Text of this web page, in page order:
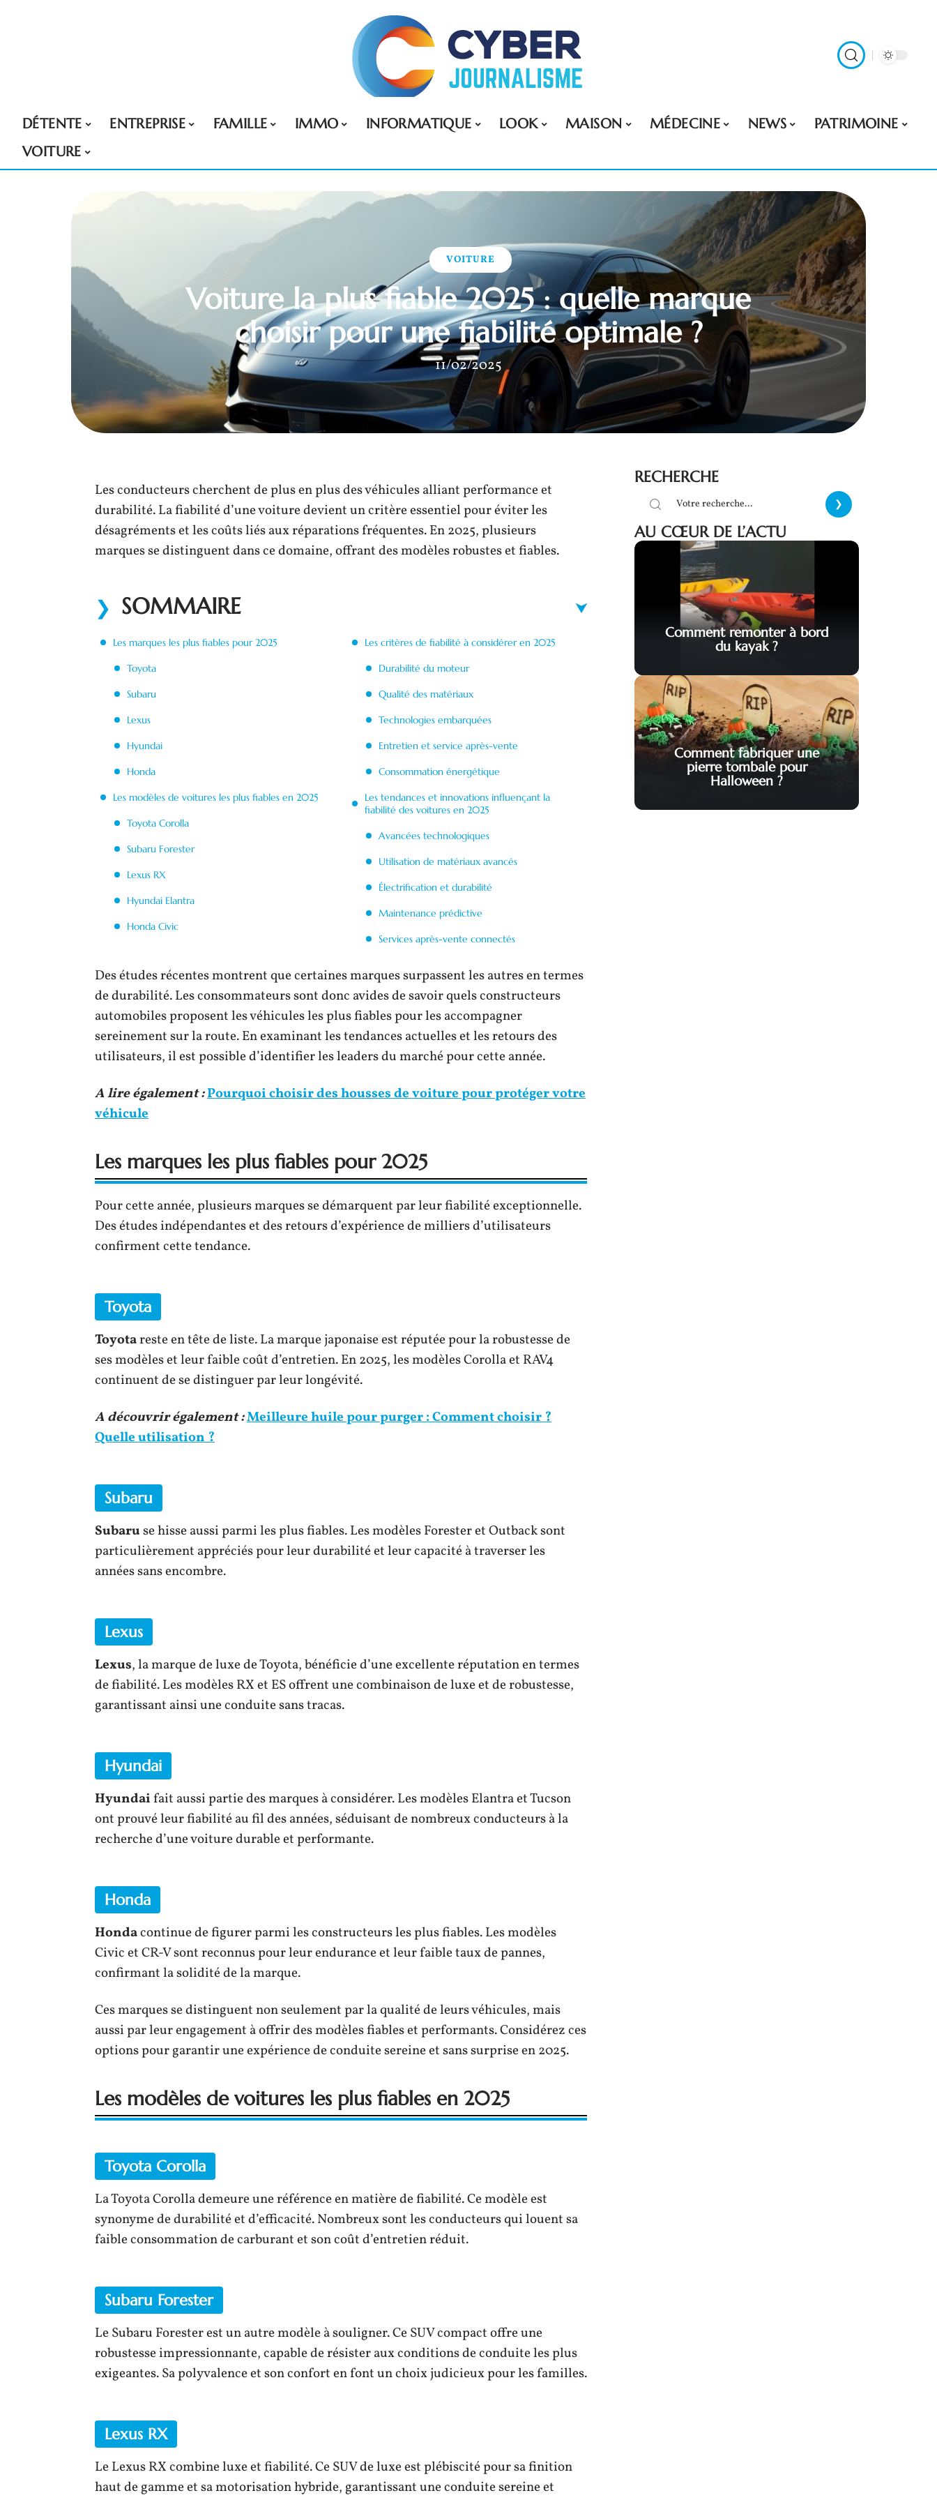
DÉTENTE ENTREPRISE FAMILLE IMMO INFORMATIQUE LOOK MAISON MÉDECINE NEWS
PATRIMOINE
VOITURE
VOITURE
Voiture la plus fiable 2025 : quelle marque
choisir pour une fiabilité optimale ?
11/02/2025
Les conducteurs cherchent de plus en plus des véhicules alliant performance et
durabilité. La fiabilité d’une voiture devient un critère essentiel pour éviter les
désagréments et les coûts liés aux réparations fréquentes. En 2025, plusieurs
marques se distinguent dans ce domaine, offrant des modèles robustes et fiables.
SOMMAIRE
Les marques les plus fiables pour 2025
Toyota
Subaru
Lexus
Hyundai
Honda
Les modèles de voitures les plus fiables en 2025
Toyota Corolla
Subaru Forester
Lexus RX
Hyundai Elantra
Honda Civic
Les critères de fiabilité à considérer en 2025
Durabilité du moteur
Qualité des matériaux
Technologies embarquées
Entretien et service après-vente
Consommation énergétique
Les tendances et innovations influençant la
fiabilité des voitures en 2025
Avancées technologiques
Utilisation de matériaux avancés
Électrification et durabilité
Maintenance prédictive
Services après-vente connectés
Des études récentes montrent que certaines marques surpassent les autres en termes
de durabilité. Les consommateurs sont donc avides de savoir quels constructeurs
automobiles proposent les véhicules les plus fiables pour les accompagner
sereinement sur la route. En examinant les tendances actuelles et les retours des
utilisateurs, il est possible d’identifier les leaders du marché pour cette année.
A lire également :Pourquoi choisir des housses de voiture pour protéger votre
véhicule
Les marques les plus fiables pour 2025
Pour cette année, plusieurs marques se démarquent par leur fiabilité exceptionnelle.
Des études indépendantes et des retours d’expérience de milliers d’utilisateurs
confirment cette tendance.
Toyota
Toyotareste en tête de liste. La marque japonaise est réputée pour la robustesse de
ses modèles et leur faible coût d’entretien. En 2025, les modèles Corolla et RAV4
continuent de se distinguer par leur longévité.
A découvrir également :Meilleure huile pour purger : Comment choisir ?
Quelle utilisation ?
Subaru
Subaruse hisse aussi parmi les plus fiables. Les modèles Forester et Outback sont
particulièrement appréciés pour leur durabilité et leur capacité à traverser les
années sans encombre.
Lexus
Lexus, la marque de luxe de Toyota, bénéficie d’une excellente réputation en termes
de fiabilité. Les modèles RX et ES offrent une combinaison de luxe et de robustesse,
garantissant ainsi une conduite sans tracas.
Hyundai
Hyundaifait aussi partie des marques à considérer. Les modèles Elantra et Tucson
ont prouvé leur fiabilité au fil des années, séduisant de nombreux conducteurs à la
recherche d’une voiture durable et performante.
Honda
Hondacontinue de figurer parmi les constructeurs les plus fiables. Les modèles
Civic et CR-V sont reconnus pour leur endurance et leur faible taux de pannes,
confirmant la solidité de la marque.
Ces marques se distinguent non seulement par la qualité de leurs véhicules, mais
aussi par leur engagement à offrir des modèles fiables et performants. Considérez ces
options pour garantir une expérience de conduite sereine et sans surprise en 2025.
Les modèles de voitures les plus fiables en 2025
Toyota Corolla
La Toyota Corolla demeure une référence en matière de fiabilité. Ce modèle est
synonyme de durabilité et d’efficacité. Nombreux sont les conducteurs qui louent sa
faible consommation de carburant et son coût d’entretien réduit.
Subaru Forester
Le Subaru Forester est un autre modèle à souligner. Ce SUV compact offre une
robustesse impressionnante, capable de résister aux conditions de conduite les plus
exigeantes. Sa polyvalence et son confort en font un choix judicieux pour les familles.
Lexus RX
Le Lexus RX combine luxe et fiabilité. Ce SUV de luxe est plébiscité pour sa finition
haut de gamme et sa motorisation hybride, garantissant une conduite sereine et
RECHERCHE
AU CŒUR DE L’ACTU
Comment remonter à bord
du kayak ?
Comment fabriquer une
pierre tombale pour
Halloween ?